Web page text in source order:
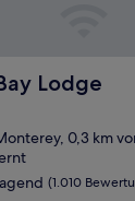
Lodge
0,3 km
(1.010